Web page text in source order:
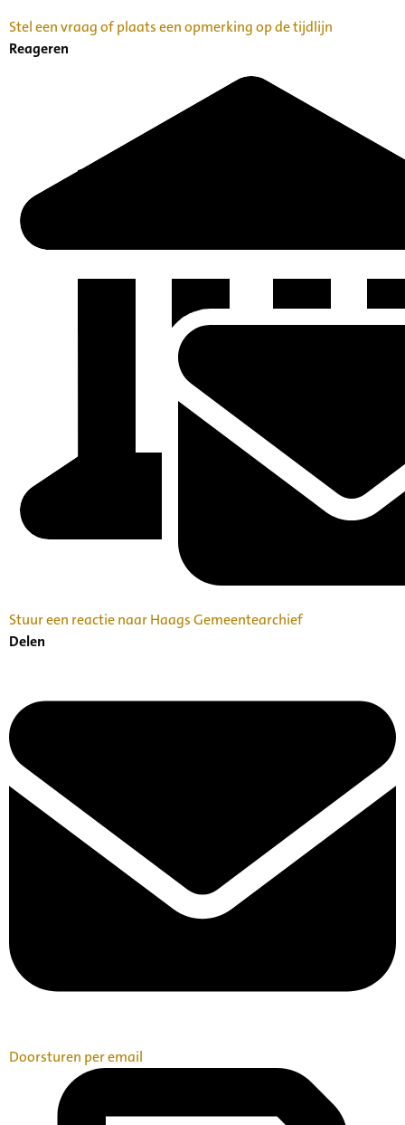
Stel een vraag of plaats een opmerking op de tijdlijn
Reageren
Stuur een reactie naar Haags Gemeentearchief
Delen
Doorsturen per email